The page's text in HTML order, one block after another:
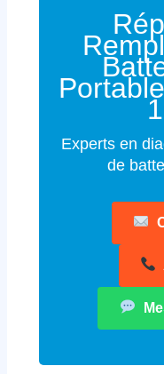
Experts en
de